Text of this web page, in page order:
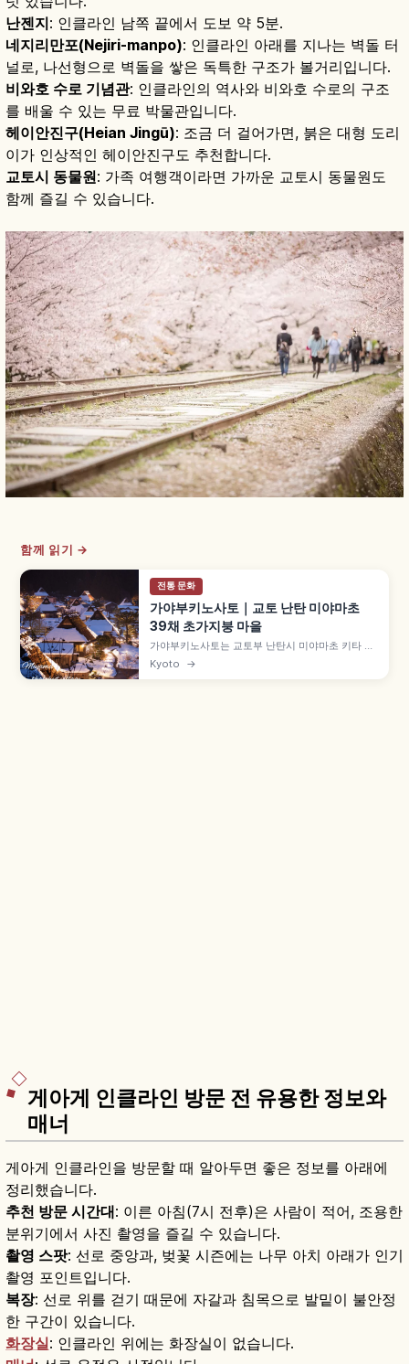
난젠지: 인클라인 남쪽 끝에서 도보 약 5분.
네지리만포(Nejiri-manpo): 인클라인 아래를 지나는 벽돌 터
널로, 나선형으로 벽돌을 쌓은 독특한 구조가 볼거리입니다.
비와호 수로 기념관: 인클라인의 역사와 비와호 수로의 구조
를 배울 수 있는 무료 박물관입니다.
헤이안진구(Heian Jingū): 조금 더 걸어가면, 붉은 대형 도리
이가 인상적인 헤이안진구도 추천합니다.
교토시 동물원: 가족 여행객이라면 가까운 교토시 동물원도
함께 즐길 수 있습니다.
함께 읽기 →
전통 문화
가야부키노사토｜교토 난탄 미야마초
39채 초가지붕 마을
가야부키노사토는 교토부 난탄시 미야마초 키타 집
락에 자리한 초가지붕 마을로, 약 50채 중 39채가
초가지붕 민가입니다. 에도시대 중기 건물도 남은
Kyoto →
게아게 인클라인 방문 전 유용한 정보와
매너
게아게 인클라인을 방문할 때 알아두면 좋은 정보를 아래에
정리했습니다.
추천 방문 시간대: 이른 아침(7시 전후)은 사람이 적어, 조용한
분위기에서 사진 촬영을 즐길 수 있습니다.
촬영 스팟: 선로 중앙과, 벚꽃 시즌에는 나무 아치 아래가 인기
촬영 포인트입니다.
복장: 선로 위를 걷기 때문에 자갈과 침목으로 발밑이 불안정
한 구간이 있습니다.
화장실: 인클라인 위에는 화장실이 없습니다.